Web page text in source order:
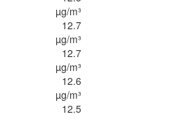
µg/m³
12.7
µg/m³
12.7
µg/m³
12.6
µg/m³
12.5